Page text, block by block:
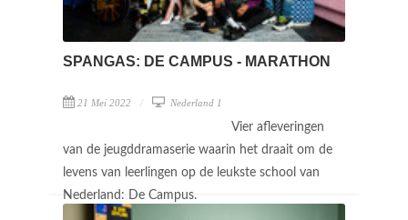
SPANGAS: DE CAMPUS - MARATHON
21 Mei 2022 Nederland 1
Vier afleveringen
van de jeugddramaserie waarin het draait om de
levens van leerlingen op de leukste school van
Nederland: De Campus.